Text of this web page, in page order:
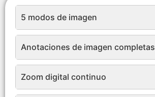
5 modos de imagen
Anotaciones de imagen completas
Zoom digital continuo